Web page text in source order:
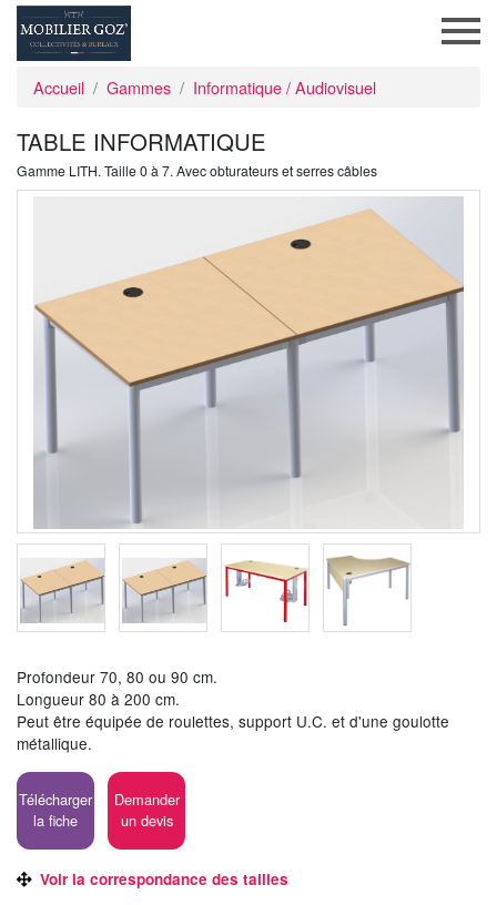
Accueil Gammes Informatique / Audiovisuel
TABLE INFORMATIQUE
Gamme LITH. Taille 0 à 7. Avec obturateurs et serres câbles
Profondeur 70, 80 ou 90 cm.
Longueur 80 à 200 cm.
Peut être équipée de roulettes, support U.C. et d'une goulotte
métallique.
Télécharger
la fiche
Demander
un devis
Voir la correspondance des tailles